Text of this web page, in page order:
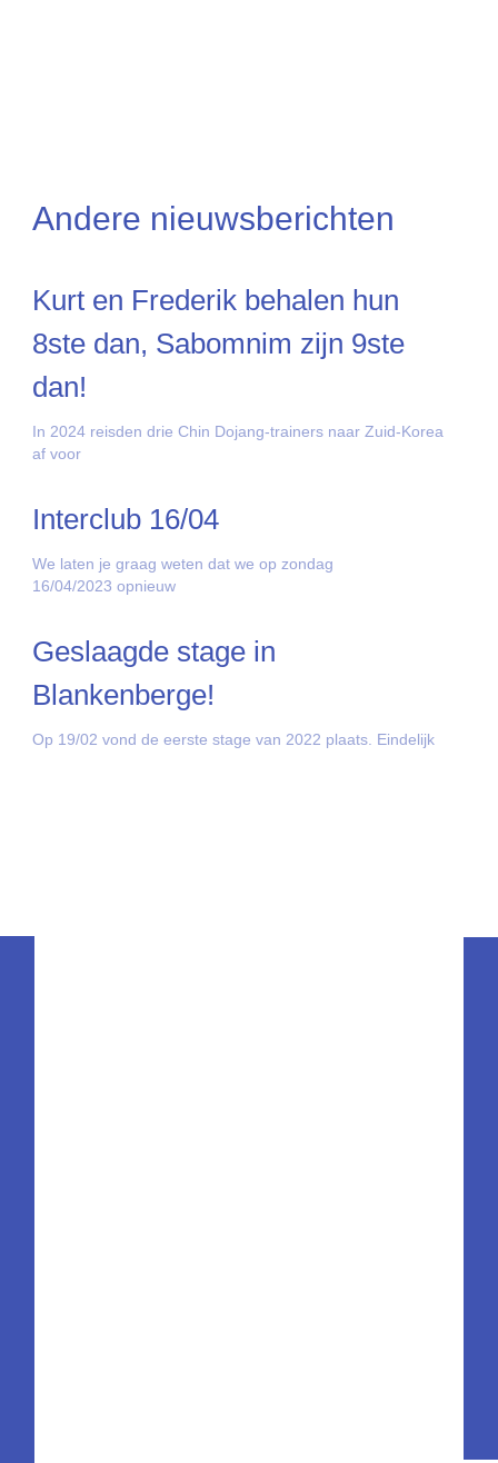
Andere nieuwsberichten
Kurt en Frederik behalen hun
8ste dan, Sabomnim zijn 9ste
dan!
In 2024 reisden drie Chin Dojang-trainers naar Zuid-Korea
af voor
Interclub 16/04
We laten je graag weten dat we op zondag
16/04/2023 opnieuw
Geslaagde stage in
Blankenberge!
Op 19/02 vond de eerste stage van 2022 plaats. Eindelijk